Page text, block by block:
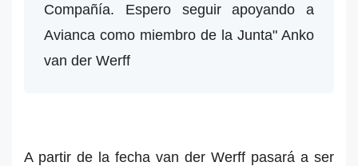
Compañía. Espero seguir apoyando a
Avianca como miembro de la Junta" Anko
van der Werff
A partir de la fecha van der Werff pasará a ser